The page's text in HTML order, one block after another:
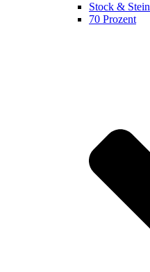
Stock & Stein
70 Prozent